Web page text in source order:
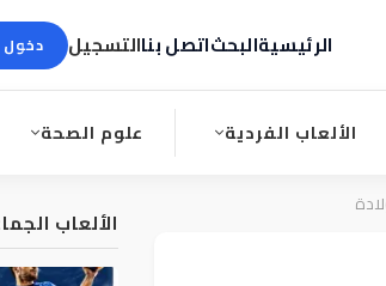
الرئيسيةالبحثاتصل بناالتسجيل دخول
الألعاب الفردية علوم الصحة
الألعاب